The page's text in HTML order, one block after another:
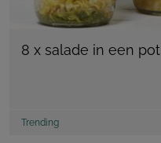
8 x salade in een pot
Trending